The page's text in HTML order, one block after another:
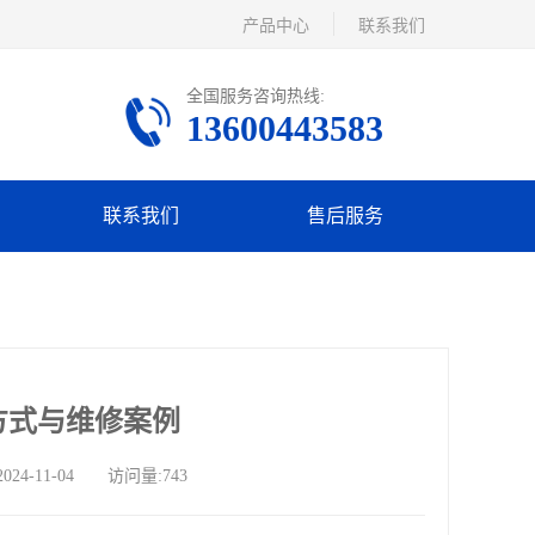
联系我们
产品中心
全国服务咨询热线:
13600443583
联系我们 售后服务
与维修案例
11-04 访问量:743